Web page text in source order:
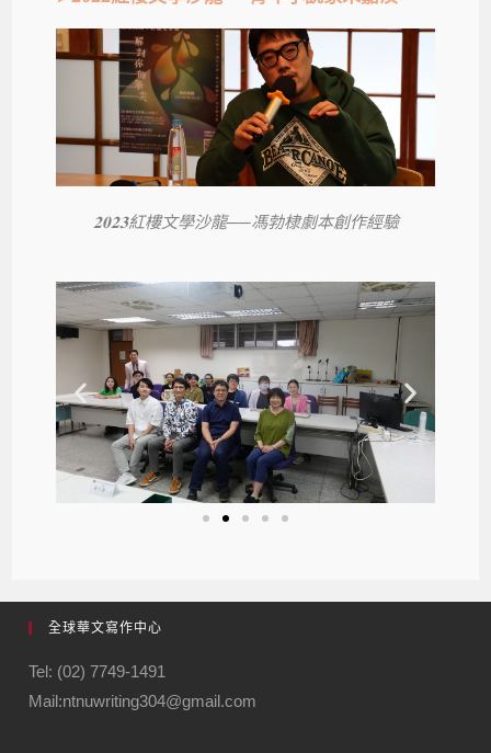
𝟐𝟎𝟐𝟑紅樓文學沙龍──馮勃棣劇本創作經驗
全球華文寫作中心
Tel: (02) 7749-1491
Mail:ntnuwriting304@gmail.com